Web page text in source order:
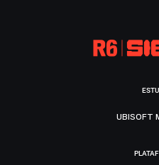
UBISOFT